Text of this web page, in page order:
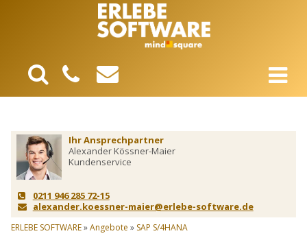
Ihr Ansprechpartner
Alexander Kössner-Maier
Kundenservice
0211 946 285 72-15
alexander.koessner-maier@erlebe-software.de
ERLEBE SOFTWARE»Angebote » SAP S/4HANA